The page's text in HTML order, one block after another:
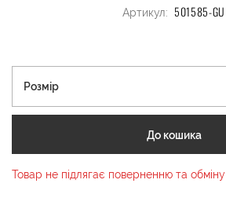
Артикул: 501585-GU
Розмір
До кошика
Товар не підлягає поверненню та обміну